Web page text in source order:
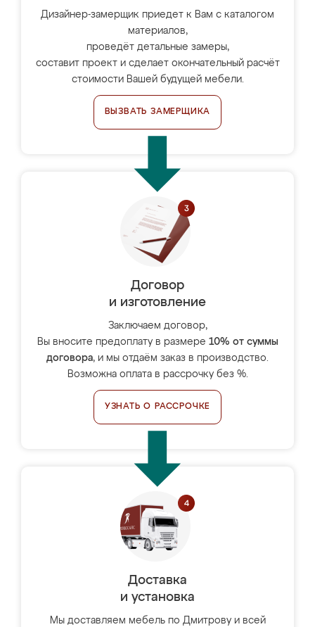
Дизайнер-замерщик приедет к Вам с каталогом
материалов,
проведёт детальные замеры,
составит проект и сделает окончательный расчёт
стоимости Вашей будущей мебели.
ВЫЗВАТЬ ЗАМЕРЩИКА
Договор
и изготовление
Заключаем договор,
Вы вносите предоплату в размере 10% от суммы
договора, и мы отдаём заказ в производство.
Возможна оплата в рассрочку без %.
УЗНАТЬ О РАССРОЧКЕ
Доставка
и установка
Мы доставляем мебель по Дмитрову и всей